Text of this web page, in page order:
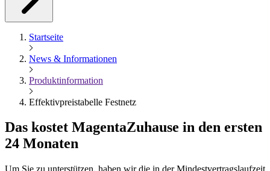
Startseite
News & Informationen
Produktinformation
Effektivpreistabelle Festnetz
Das kostet MagentaZuhause in den ersten
24 Monaten